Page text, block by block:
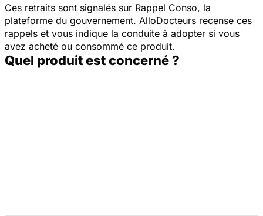
Ces retraits sont signalés sur Rappel Conso, la
plateforme du gouvernement. AlloDocteurs recense ces
rappels et vous indique la conduite à adopter si vous
avez acheté ou consommé ce produit.
Quel produit est concerné ?